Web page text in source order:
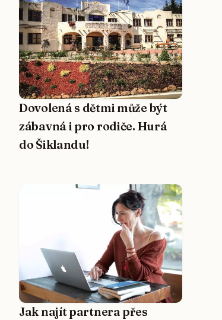
Dovolená s dětmi může být
zábavná i pro rodiče. Hurá
do Šiklandu!
Jak najít partnera přes